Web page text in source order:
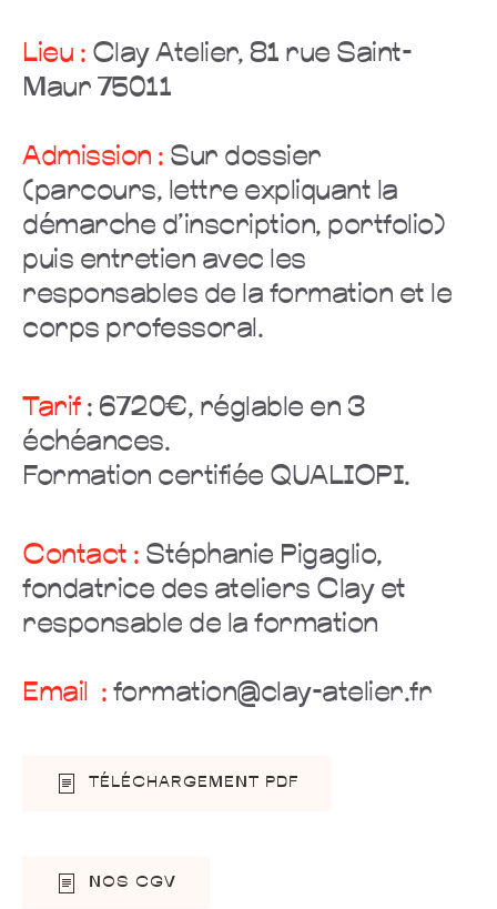
Lieu : Clay Atelier, 81 rue Saint-
Maur 75011
Admission : Sur dossier
(parcours, lettre expliquant la
démarche d’inscription, portfolio)
puis entretien avec les
responsables de la formation et le
corps professoral.
Tarif : 6720€, réglable en 3
échéances.
Formation certifiée QUALIOPI.
Contact : Stéphanie Pigaglio,
fondatrice des ateliers Clay et
responsable de la formation
Email : formation@clay-atelier.fr
TÉLÉCHARGEMENT PDF
NOS CGV